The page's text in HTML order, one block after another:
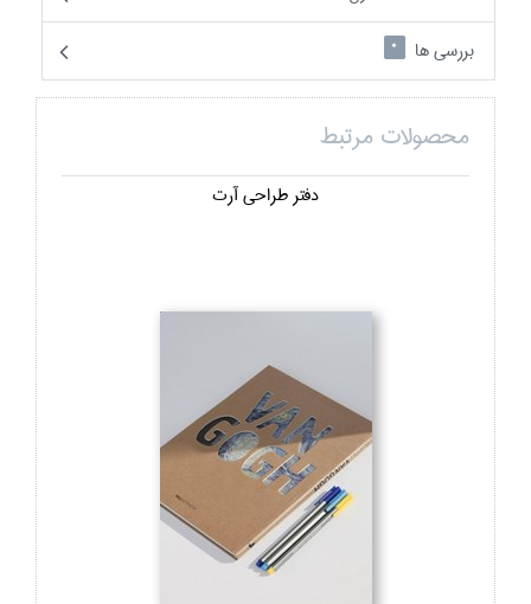
بررسی ها
0
محصولات مرتبط
دفتر طراحي آرت